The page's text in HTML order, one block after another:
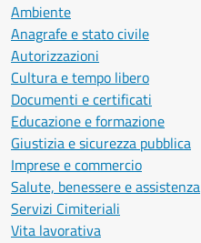
Ambiente
Anagrafe e stato civile
Autorizzazioni
Cultura e tempo libero
Documenti e certificati
Educazione e formazione
Giustizia e sicurezza pubblica
Imprese e commercio
Salute, benessere e assistenza
Servizi Cimiteriali
Vita lavorativa